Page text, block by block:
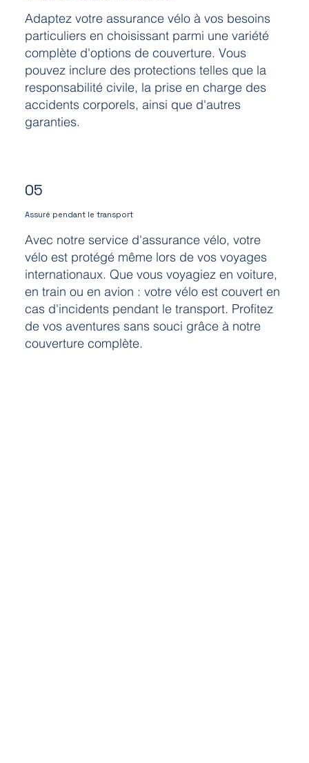
Adaptez votre assurance vélo à vos besoins
particuliers en choisissant parmi une variété
complète d'options de couverture. Vous
pouvez inclure des protections telles que la
responsabilité civile, la prise en charge des
accidents corporels, ainsi que d'autres
garanties.
05
Assuré pendant le transport
Avec notre service d'assurance vélo, votre
vélo est protégé même lors de vos voyages
internationaux. Que vous voyagiez en voiture,
en train ou en avion : votre vélo est couvert en
cas d'incidents pendant le transport. Profitez
de vos aventures sans souci grâce à notre
couverture complète.